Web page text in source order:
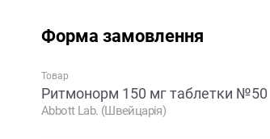
Форма замовлення
Товар
Ритмонорм 150 мг таблетки №50
Abbott Lab. (Швейцарія)